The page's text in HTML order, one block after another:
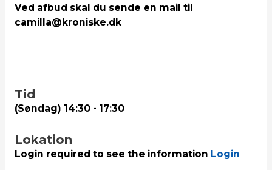
Ved afbud skal du sende en mail til
camilla@kroniske.dk
Tid
(Søndag) 14:30 - 17:30
Lokation
Login required to see the information Login